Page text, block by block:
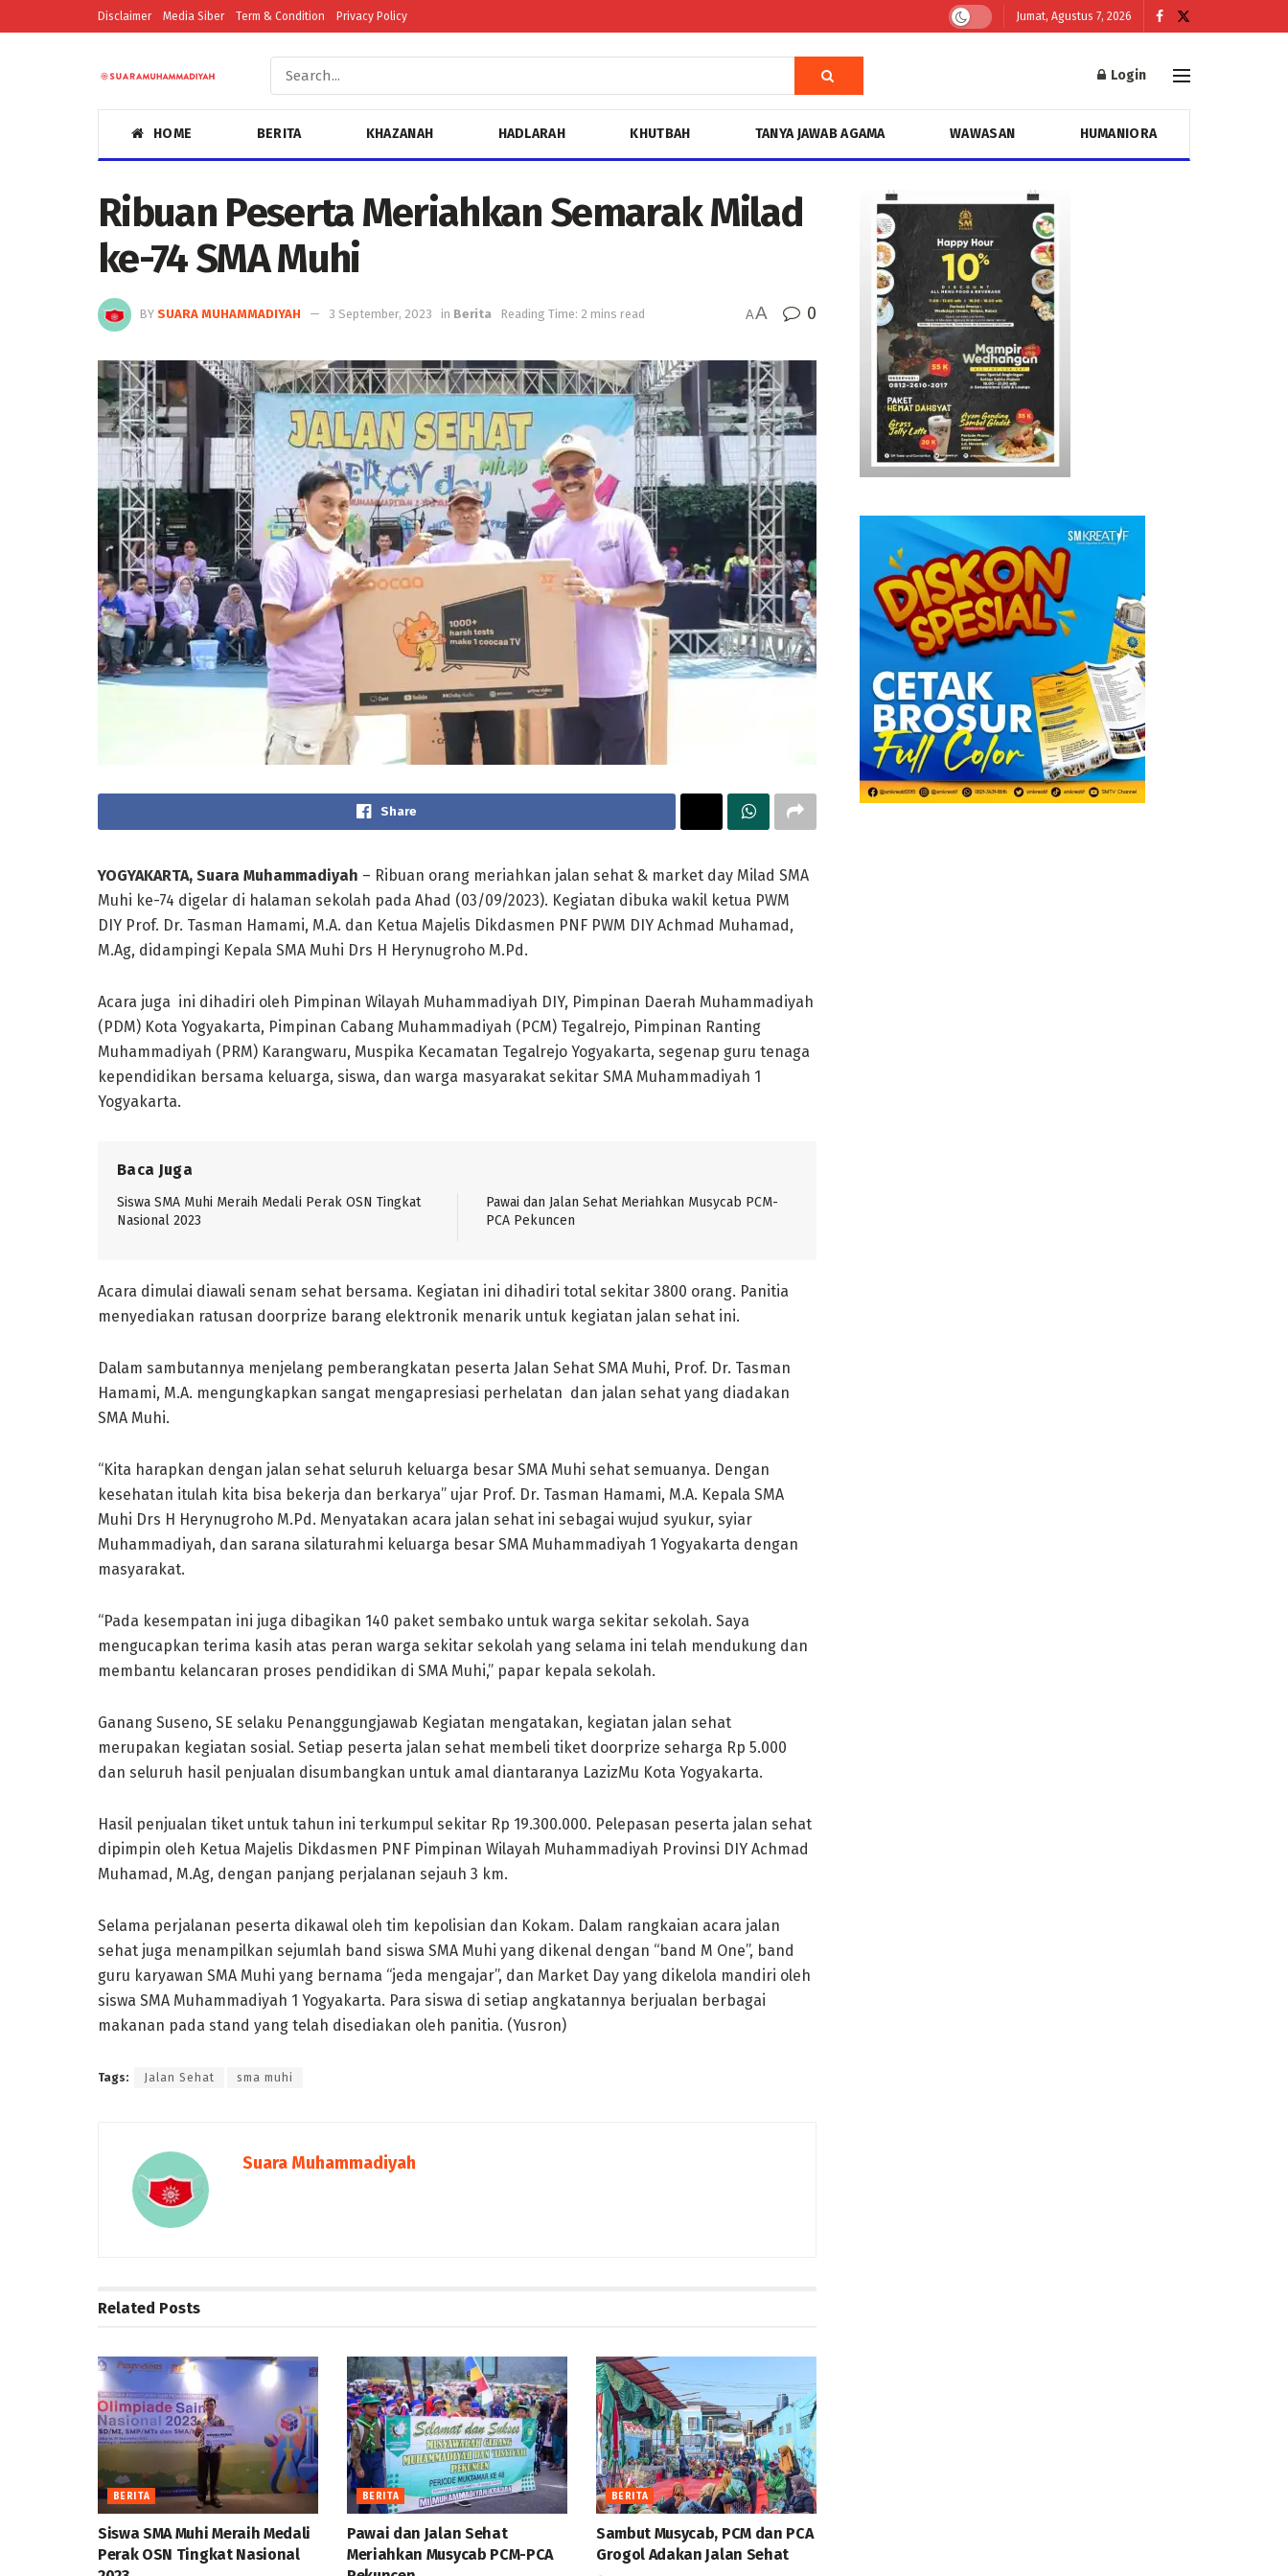
Disclaimer Media Siber Term & Condition Privacy Policy Jumat, Agustus 7, 2026
Login
HOME BERITA KHAZANAH HADLARAH KHUTBAH TANYA JAWAB AGAMA WAWASAN HUMANIORA
Ribuan Peserta Meriahkan Semarak Milad
ke-74 SMA Muhi
BY SUARA MUHAMMADIYAH 3 September, 2023 in Berita Reading Time: 2 mins read AA 0
Share
YOGYAKARTA, Suara Muhammadiyah – Ribuan orang meriahkan jalan sehat & market day Milad SMA
Muhi ke-74 digelar di halaman sekolah pada Ahad (03/09/2023). Kegiatan dibuka wakil ketua PWM
DIY Prof. Dr. Tasman Hamami, M.A. dan Ketua Majelis Dikdasmen PNF PWM DIY Achmad Muhamad,
M.Ag, didampingi Kepala SMA Muhi Drs H Herynugroho M.Pd.
Acara juga ini dihadiri oleh Pimpinan Wilayah Muhammadiyah DIY, Pimpinan Daerah Muhammadiyah
(PDM) Kota Yogyakarta, Pimpinan Cabang Muhammadiyah (PCM) Tegalrejo, Pimpinan Ranting
Muhammadiyah (PRM) Karangwaru, Muspika Kecamatan Tegalrejo Yogyakarta, segenap guru tenaga
kependidikan bersama keluarga, siswa, dan warga masyarakat sekitar SMA Muhammadiyah 1
Yogyakarta.
Baca Juga
Siswa SMA Muhi Meraih Medali Perak OSN Tingkat
Nasional 2023
Pawai dan Jalan Sehat Meriahkan Musycab PCM-
PCA Pekuncen
Acara dimulai diawali senam sehat bersama. Kegiatan ini dihadiri total sekitar 3800 orang. Panitia
menyediakan ratusan doorprize barang elektronik menarik untuk kegiatan jalan sehat ini.
Dalam sambutannya menjelang pemberangkatan peserta Jalan Sehat SMA Muhi, Prof. Dr. Tasman
Hamami, M.A. mengungkapkan sangat mengapresiasi perhelatan dan jalan sehat yang diadakan
SMA Muhi.
“Kita harapkan dengan jalan sehat seluruh keluarga besar SMA Muhi sehat semuanya. Dengan
kesehatan itulah kita bisa bekerja dan berkarya” ujar Prof. Dr. Tasman Hamami, M.A. Kepala SMA
Muhi Drs H Herynugroho M.Pd. Menyatakan acara jalan sehat ini sebagai wujud syukur, syiar
Muhammadiyah, dan sarana silaturahmi keluarga besar SMA Muhammadiyah 1 Yogyakarta dengan
masyarakat.
“Pada kesempatan ini juga dibagikan 140 paket sembako untuk warga sekitar sekolah. Saya
mengucapkan terima kasih atas peran warga sekitar sekolah yang selama ini telah mendukung dan
membantu kelancaran proses pendidikan di SMA Muhi,” papar kepala sekolah.
Ganang Suseno, SE selaku Penanggungjawab Kegiatan mengatakan, kegiatan jalan sehat
merupakan kegiatan sosial. Setiap peserta jalan sehat membeli tiket doorprize seharga Rp 5.000
dan seluruh hasil penjualan disumbangkan untuk amal diantaranya LazizMu Kota Yogyakarta.
Hasil penjualan tiket untuk tahun ini terkumpul sekitar Rp 19.300.000. Pelepasan peserta jalan sehat
dipimpin oleh Ketua Majelis Dikdasmen PNF Pimpinan Wilayah Muhammadiyah Provinsi DIY Achmad
Muhamad, M.Ag, dengan panjang perjalanan sejauh 3 km.
Selama perjalanan peserta dikawal oleh tim kepolisian dan Kokam. Dalam rangkaian acara jalan
sehat juga menampilkan sejumlah band siswa SMA Muhi yang dikenal dengan “band M One”, band
guru karyawan SMA Muhi yang bernama “jeda mengajar”, dan Market Day yang dikelola mandiri oleh
siswa SMA Muhammadiyah 1 Yogyakarta. Para siswa di setiap angkatannya berjualan berbagai
makanan pada stand yang telah disediakan oleh panitia. (Yusron)
Tags: Jalan Sehat sma muhi
Suara Muhammadiyah
Related Posts
BERITA
Siswa SMA Muhi Meraih Medali
Perak OSN Tingkat Nasional
BERITA
Pawai dan Jalan Sehat
Meriahkan Musycab PCM-PCA
BERITA
Sambut Musycab, PCM dan PCA
Grogol Adakan Jalan Sehat